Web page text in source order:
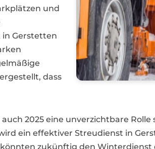
und
Gerstetten
dass
2025 eine unverzichtbare Rolle
ein effektiver Streudienst in
zukünftig den